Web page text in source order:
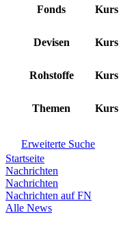
Fonds Kurs
Devisen Kurs
Rohstoffe Kurs
Themen Kurs
Erweiterte Suche
Startseite
Nachrichten
Nachrichten
Nachrichten auf FN
Alle News